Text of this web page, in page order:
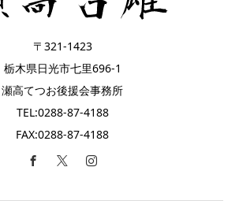
〒321-1423
栃木県日光市七里696-1
瀬高てつお後援会事務所
TEL:0288-87-4188
FAX:0288-87-4188